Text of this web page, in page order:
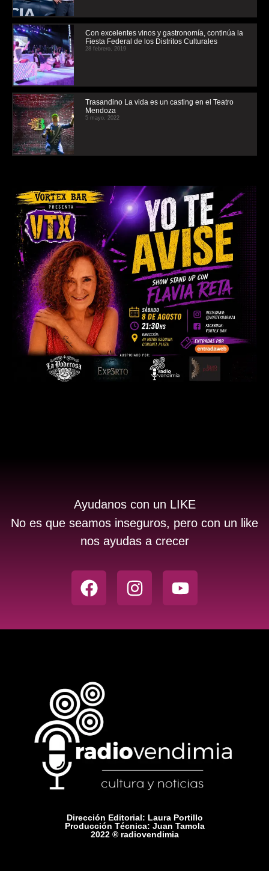
Con excelentes vinos y gastronomía, continúa la
Fiesta Federal de los Distritos Culturales
28 febrero, 2019
Trasandino La vida es un casting en el Teatro
Mendoza
5 mayo, 2022
Ayudanos con un LIKE
No es que seamos inseguros, pero con un like
nos ayudas a crecer
Dirección Editorial: Laura Portillo
Producción Técnica: Juan Tamola
2022 ® radiovendimia